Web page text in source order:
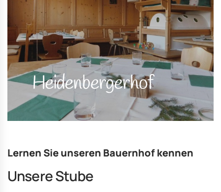
Heidenbergerhof
Lernen Sie unseren Bauernhof kennen
Unsere Stube